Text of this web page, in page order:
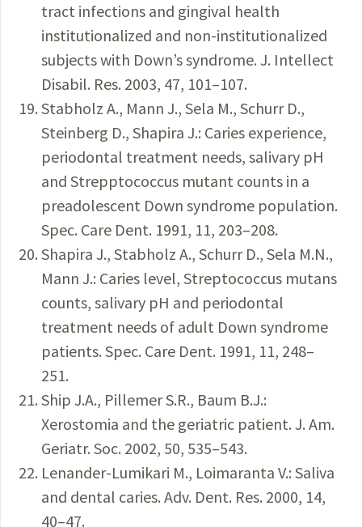
tract infections and gingival health
institutionalized and non-institutionalized
subjects with Down’s syndrome. J. Intellect
Disabil. Res. 2003, 47, 101–107.
Stabholz A., Mann J., Sela M., Schurr D.,
Steinberg D., Shapira J.: Caries experience,
periodontal treatment needs, salivary pH
and Strepptococcus mutant counts in a
preadolescent Down syndrome population.
Spec. Care Dent. 1991, 11, 203–208.
Shapira J., Stabholz A., Schurr D., Sela M.N.,
Mann J.: Caries level, Streptococcus mutans
counts, salivary pH and periodontal
treatment needs of adult Down syndrome
patients. Spec. Care Dent. 1991, 11, 248–
251.
Ship J.A., Pillemer S.R., Baum B.J.:
Xerostomia and the geriatric patient. J. Am.
Geriatr. Soc. 2002, 50, 535–543.
Lenander-Lumikari M., Loimaranta V.: Saliva
and dental caries. Adv. Dent. Res. 2000, 14,
40–47.